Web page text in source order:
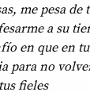
me pesa
a su
en que en
para no
fieles